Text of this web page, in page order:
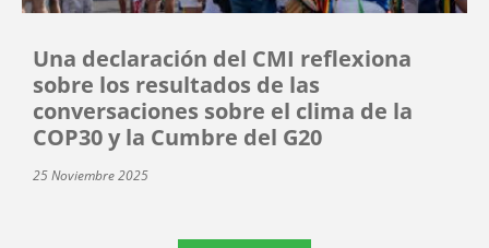
Una declaración del CMI reflexiona
sobre los resultados de las
conversaciones sobre el clima de la
COP30 y la Cumbre del G20
25 Noviembre 2025